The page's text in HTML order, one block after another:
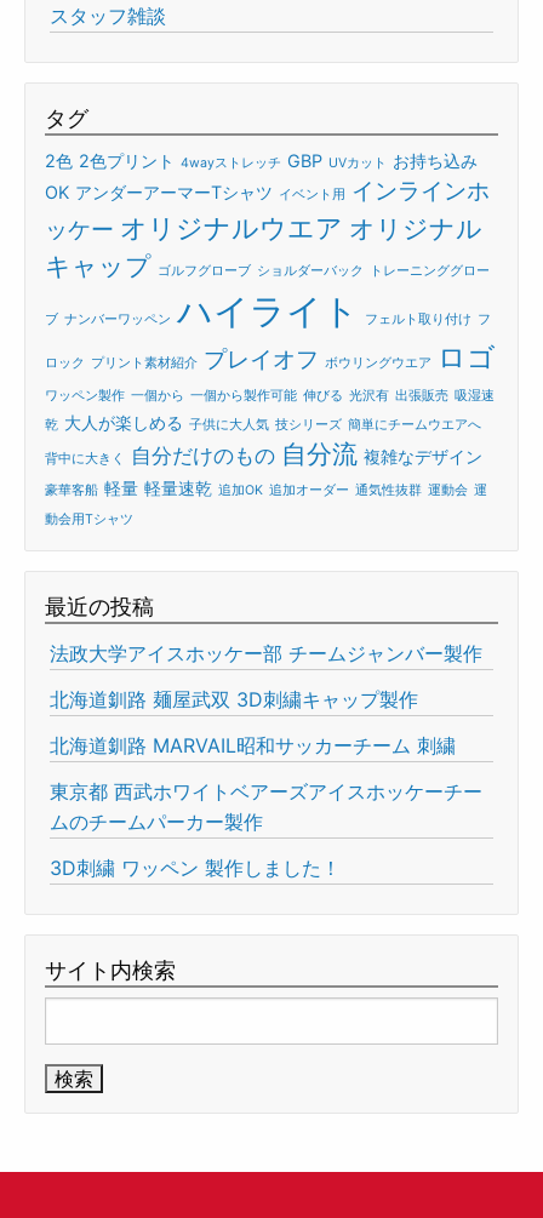
スタッフ雑談
タグ
2色 2色プリント 4wayストレッチ GBP UVカット
お持ち込み
OK アンダーアーマーTシャツ イベント用
インラインホ
ッケー オリジナルウエア オリジナル
キャップ ゴルフグローブ ショルダーバック トレーニンググロー
ブ ナンバーワッペン ハイライト フェルト取り付け フ
ロック プリント素材紹介 プレイオフ ボウリングウエア ロゴ
ワッペン製作 一個から 一個から製作可能 伸びる 光沢有 出張販売 吸湿速
乾 大人が楽しめる 子供に大人気 技シリーズ 簡単にチームウエアへ
背中に大きく 自分だけのもの 自分流 複雑なデザイン
豪華客船 軽量 軽量速乾 追加OK 追加オーダー 通気性抜群 運動会 運
動会用Tシャツ
最近の投稿
法政大学アイスホッケー部 チームジャンバー製作
北海道釧路 麺屋武双 3D刺繍キャップ製作
北海道釧路 MARVAIL昭和サッカーチーム 刺繍
東京都 西武ホワイトベアーズアイスホッケーチー
ムのチームパーカー製作
3D刺繍 ワッペン 製作しました！
サイト内検索
索: